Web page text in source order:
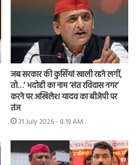
जब सरकार की कुर्सियां खाली रहने लगीं,
तो…’ भदोही का नाम ‘संत रविदास नगर’
करने पर अखिलेश यादव का बीजेपी पर
तंज
31 July 2026 - 8:19 AM